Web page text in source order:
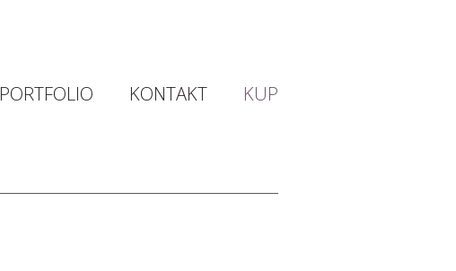
PORTFOLIO KONTAKT KUP